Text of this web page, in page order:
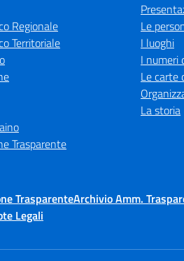
Regionale
Territoriale
Trasparente
Le
I luoghi
I numeri
Le carte
La storia
TrasparenteArchivio Amm.
Legali